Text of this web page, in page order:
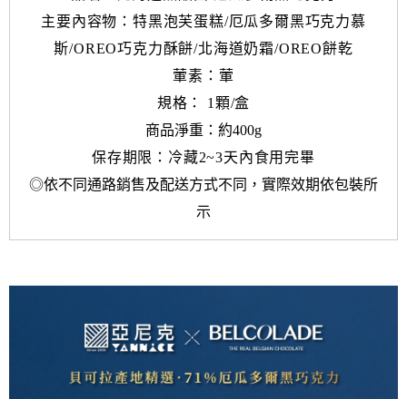
主要內容物：特黑泡芙蛋糕/厄瓜多爾黑巧克力慕
斯/OREO巧克力酥餅/北海道奶霜/OREO餅乾
葷素：葷
規格： 1顆/盒
商品淨重：約400g
保存期限：冷藏2~3天內食用完畢
◎依不同通路銷售及配送方式不同，實際效期依包裝所
示